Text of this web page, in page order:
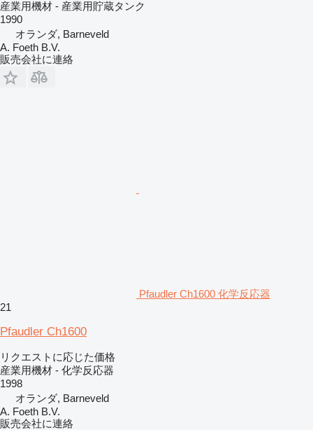
産業用機材 - 産業用貯蔵タンク
1990
オランダ, Barneveld
A. Foeth B.V.
販売会社に連絡
Pfaudler Ch1600 化学反応器
21
Pfaudler Ch1600
リクエストに応じた価格
産業用機材 - 化学反応器
1998
オランダ, Barneveld
A. Foeth B.V.
販売会社に連絡